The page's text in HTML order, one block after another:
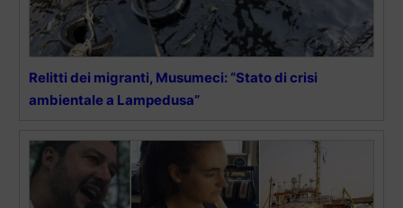
Relitti dei migranti, Musumeci: “Stato di crisi
ambientale a Lampedusa”